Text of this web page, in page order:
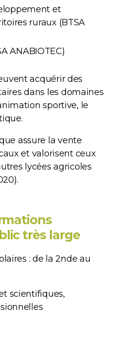
et
ruraux (BTSA
ANABIOTEC)
acquérir des
dans les domaines
sportive, le
assure la vente
et valorisent ceux
lycées agricoles
très large
: de la 2nde au
scientifiques,